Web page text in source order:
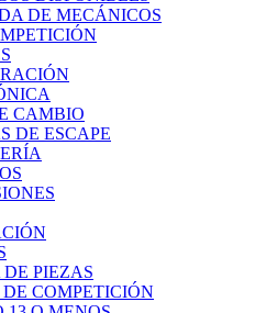
DE MECÁNICOS
CAMBIO
DE ESCAPE
PIEZAS
COMPETICIÓN